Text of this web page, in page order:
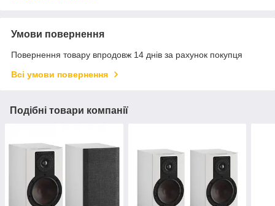
Умови повернення
Повернення товару впродовж 14 днів за рахунок покупця
Всі умови повернення
Подібні товари компанії